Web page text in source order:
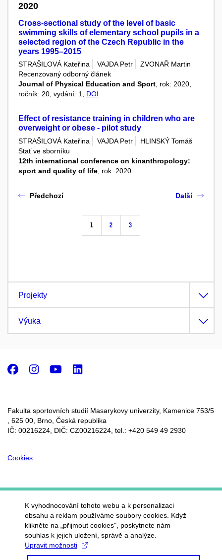
2020
Cross-sectional study of the level of basic
swimming skills of elementary school pupils in a
selected region of the Czech Republic in the
years 1995–2015
STRAŠILOVÁ Kateřina VAJDA Petr
ZVONAŘ Martin
Recenzovaný odborný článek
Journal of Physical Education and Sport, rok: 2020,
ročník: 20, vydání: 1, DOI
Effect of resistance training in children who are
overweight or obese - pilot study
STRAŠILOVÁ Kateřina VAJDA Petr
HLINSKÝ Tomáš
Stať ve sborníku
12th international conference on kinanthropology:
sport and quality of life , rok: 2020
Předchozí
1 2 3
Další
Projekty
Výuka
Fakulta sportovních studií Masarykovy univerzity, Kamenice 753/5​
, 625 00, Brno, Česká republika
IČ: 00216224, DIČ: CZ00216224, tel.: +420 549 49 2930
Cookies
Facebook
Instagram
Youtube
K vyhodnocování tohoto webu a k personalizaci
obsahu a reklam používáme soubory cookies. Když
klikněte na „přijmout cookies", poskytnete nám
souhlas k jejich uložení, správě a analýze.
Upravit možnosti